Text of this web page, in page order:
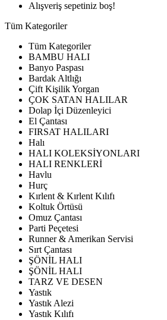
Alışveriş sepetiniz boş!
Tüm Kategoriler
Tüm Kategoriler
BAMBU HALI
Banyo Paspası
Bardak Altlığı
Çift Kişilik Yorgan
ÇOK SATAN HALILAR
Dolap İçi Düzenleyici
El Çantası
FIRSAT HALILARI
Halı
HALI KOLEKSİYONLARI
HALI RENKLERİ
Havlu
Hurç
Kırlent & Kırlent Kılıfı
Koltuk Örtüsü
Omuz Çantası
Parti Peçetesi
Runner & Amerikan Servisi
Sırt Çantası
ŞÖNİL HALI
ŞÖNİL HALI
TARZ VE DESEN
Yastık
Yastık Alezi
Yastık Kılıfı